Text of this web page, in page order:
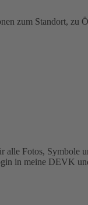
zum Standort, zu
alle Fotos,
in meine DEVK